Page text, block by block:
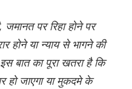
पर रिहा होने पर
होने या न्याय से भागने की
बात का पूरा खतरा है कि
हो जाएगा या मुकदमे के